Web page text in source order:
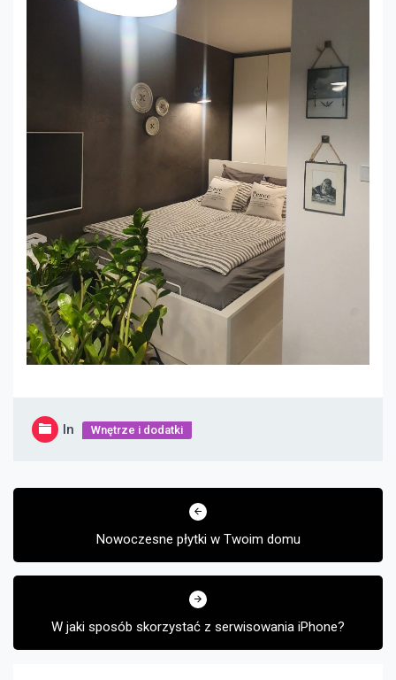
In Wnętrze i dodatki
Nawigacja
Nowoczesne płytki w Twoim domu
W jaki sposób skorzystać z serwisowania iPhone?